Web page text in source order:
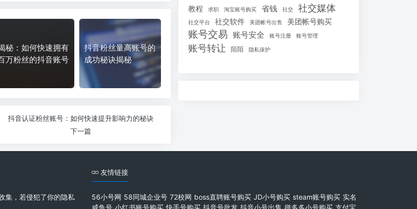
秘：如何快速拥有
万粉丝的抖音账号
抖音粉丝量高账号的
成功秘诀揭秘
抖音认证粉丝账号：如何快速提升影响力的秘诀
下一篇
教程 求职 淘宝账号购买 省钱 社交 社交媒体
社交平台 社交软件 美团帐号出售 美团帐号购买
账号交易 账号安全 账号注册 账号管理
账号转让 陌陌 隐私保护
集，若侵犯了你的隐私
友情链接
56小号网 58同城企业号 72校网 boss直聘账号购买 JD小号购买 steam账号购买 实名
咸鱼号 小红书账号购买 快手号购买 抖音号批发 抖音小号出售 拼多多小号购买 支付宝